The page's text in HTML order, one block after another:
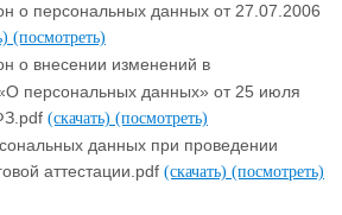
о персональных данных от 27.07.2006
(посмотреть)
о внесении изменений в
персональных данных» от 25 июля
(скачать) (посмотреть)
данных при проведении
аттестации.pdf (скачать) (посмотреть)